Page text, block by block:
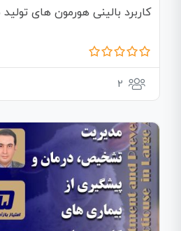
کاربرد بالینی هورمون های
2